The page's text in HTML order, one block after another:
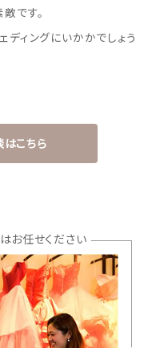
です。
ィングにいかかでしょう
はこちら
お任せください